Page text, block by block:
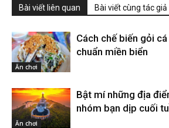
Bài viết liên quan Bài viết cùng tác giả
Ăn chơi
Cách chế biến gỏi
chuẩn miền biển
Ăn chơi
Bật mí những địa
nhóm bạn dịp cuối